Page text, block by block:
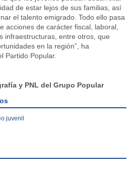
de estar lejos de sus familias, así
el talento emigrado. Todo ello pasa
acciones de carácter fiscal, laboral,
infraestructuras, entre otros, que
en la región”, ha
Partido Popular.
y PNL del Grupo Popular
juvenil